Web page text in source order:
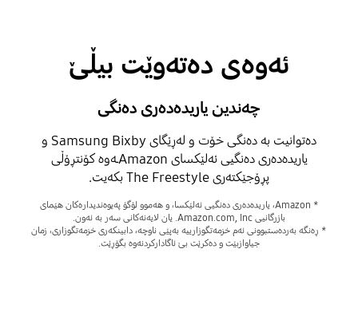
ئەوەی دەتەوێت بیڵێ
چەندین یاریدەدەری دەنگی
دەتوانیت بە دەنگی خۆت و لەڕێگای Samsung Bixby و
یاریدەدەری دەنگیی ئەلێکسای Amazonـەوە کۆنتڕۆڵی
پڕۆجێکتەری The Freestyle بکەیت.
* Amazon، یاریدەدەری دەنگیی ئەلێکسا، و ھەموو لۆگۆ پەیوەندیدارەکان هێمای
بازرگانیی Amazon.com, Inc. یان لایەنەکانی سەر بە ئەون.
* ڕەنگە بەردەستبوونی ئەم خزمەتگوزارییە بەپێی ناوچە، دابینکەری خزمەتگوزاری، زمان
جیاوازبێت و دەکرێت بێ ئاگادارکردنەوە بگۆڕێت.